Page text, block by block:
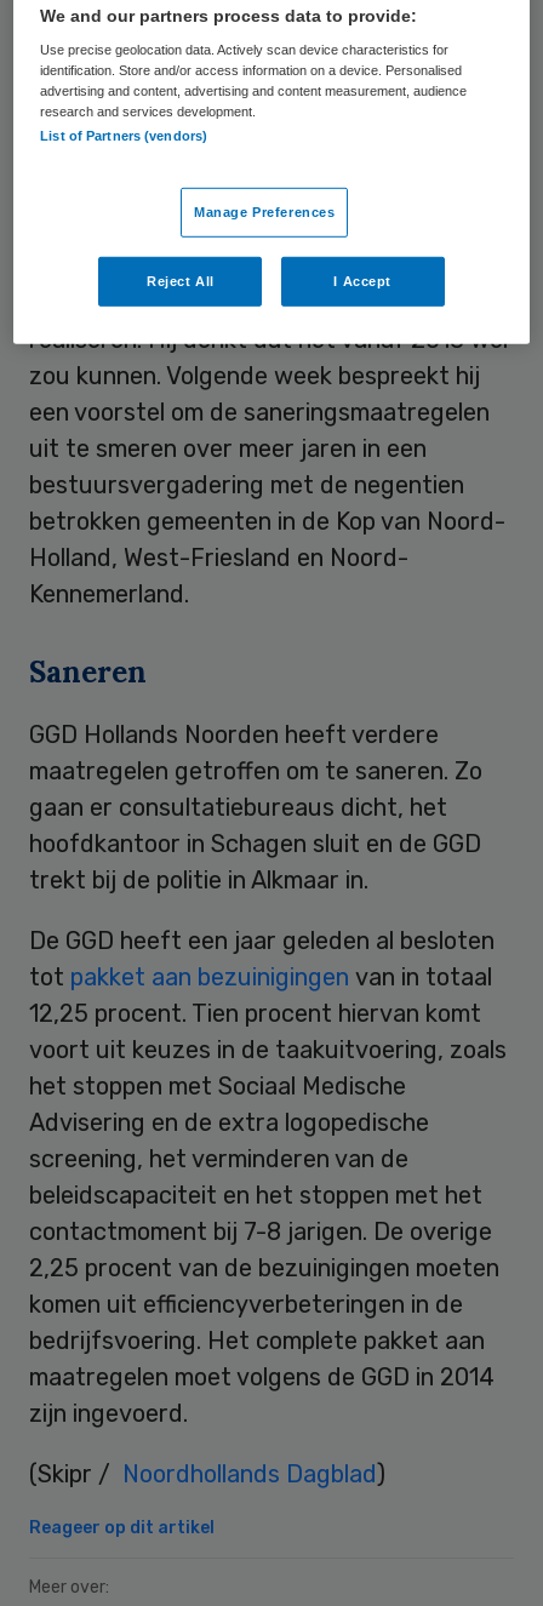
onmogelijk in zo’n kort tijdsbestek.
Te snel
die een begroting van 30 miljoen euro heeft,
is het ondoenlijk om vanaf 2015 jaarlijks
ruim twee miljoen euro te besparen. Plug
zegt meer tijd nodig te hebben om dit te
realiseren. Hij denkt dat het vanaf 2018 wel
zou kunnen. Volgende week bespreekt hij
een voorstel om de saneringsmaatregelen
uit te smeren over meer jaren in een
bestuursvergadering met de negentien
betrokken gemeenten in de Kop van Noord-
Holland, West-Friesland en Noord-
Kennemerland.
Saneren
GGD Hollands Noorden heeft verdere
maatregelen getroffen om te saneren. Zo
gaan er consultatiebureaus dicht, het
hoofdkantoor in Schagen sluit en de GGD
trekt bij de politie in Alkmaar in.
De GGD heeft een jaar geleden al besloten
tot pakket aan bezuinigingen van in totaal
12,25 procent. Tien procent hiervan komt
voort uit keuzes in de taakuitvoering, zoals
het stoppen met Sociaal Medische
Advisering en de extra logopedische
screening, het verminderen van de
beleidscapaciteit en het stoppen met het
contactmoment bij 7-8 jarigen. De overige
2,25 procent van de bezuinigingen moeten
komen uit efficiencyverbeteringen in de
bedrijfsvoering. Het complete pakket aan
maatregelen moet volgens de GGD in 2014
zijn ingevoerd.
(Skipr / Noordhollands Dagblad)
Reageer op dit artikel
Meer over:
We and our partners process data to provide:
Use precise geolocation data. Actively scan device characteristics for
identification. Store and/or access information on a device. Personalised
advertising and content, advertising and content measurement, audience
research and services development.
List of Partners (vendors)
Manage Preferences
Reject All I Accept